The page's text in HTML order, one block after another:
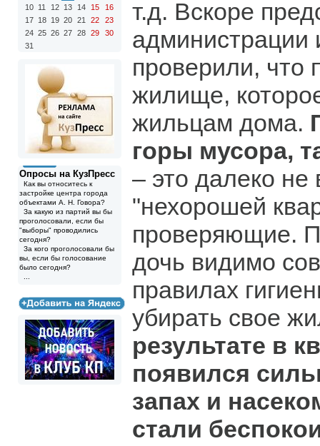
10 11 12 13 14 15
16
17 18 19 20 21 22
23
24 25 26 27 28 29
30
31
Опросы на КузПресс
Как вы относитесь к
застройке центра города
объектами А. Н. Говора?
За какую из партий вы бы
проголосовали, если бы
"выборы" проводились
сегодня?
За кого проголосовали бы
вы, если бы голосование
было сегодня?
т.д. Вскоре
администрации
проверили, что
жилище,
жильцам дома.
горы мусора,
– это далеко не
"нехорошей
проверяющие.
дочь видимо
правилах
убирать свое
результате в
появился
запах и
стали